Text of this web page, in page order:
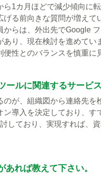
1カ月ほどで減少傾向に
る前向きな質問が増え
らは、外出先でGoogle
り、現在検討を進めて
性とのバランスを慎重に
ルに関連するサービ
が、組織図から連絡先
導入を決定しており、す
しており、実現すれば、
れば教えて下さい。